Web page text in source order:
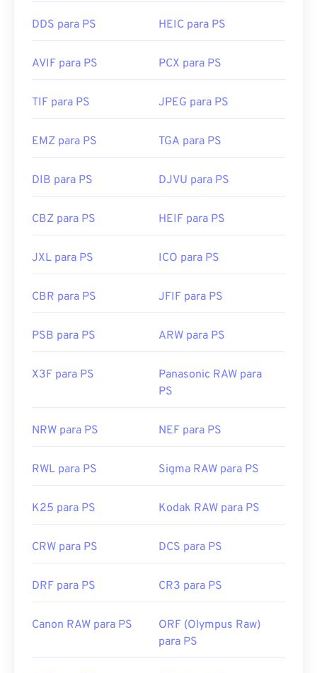
eo Adobe Photoshop Lightroomfuncionam bem
DarkTableéde código aberto, multiplataforma e
Image (DNG), Tagged Image File Format (
Graphics ( PEF para PNG
).
DDS para PS HEIC para PS
AVIF para PS PCX para PS
TIF para PS JPEG para PS
EMZ para PS TGA para PS
DIB para PS DJVU para PS
CBZ para PS HEIF para PS
JXL para PS ICO para PS
CBR para PS JFIF para PS
PSB para PS ARW para PS
X3F para PS
Panasonic RAW para
PS
NRW para PS NEF para PS
RWL para PS Sigma RAW para PS
K25 para PS Kodak RAW para PS
CRW para PS DCS para PS
DRF para PS CR3 para PS
Canon RAW para PS
ORF (Olympus Raw)
para PS